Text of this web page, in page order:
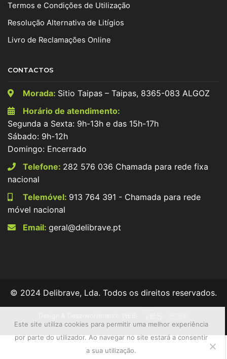
Termos e Condições de Utilização
Resolução Alternativa de Litígios
Livro de Reclamações Online
CONTACTOS
Morada: Sitio Taipas – Taipas, 8365-083 ALGOZ
Horário de atendimento:
Segunda a Sexta: 9h-13h e das 15h-17h
Sábado: 9h-12h
Domingo: Encerrado
Telefone: 282 576 036 Chamada para rede fixa
nacional
Telemóvel: 913 764 391 - Chamada para rede
móvel nacional
Email: geral@delibrave.pt
© 2024 Delibrave, Lda. Todos os direitos reservados.
Este site utiliza cookies para permitir uma melhor experiência
por parte do utilizador. Ao navegar no site estará a consentir
a sua utilização.